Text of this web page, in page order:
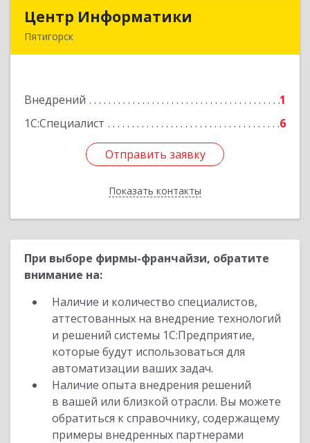
Центр Информатики
Пятигорск
Внедрений
1
1С:Специалист
6
Отправить заявку
Показать контакты
Центр Информатики
Подробнее
Отправить заявку
Назад
При выборе фирмы-франчайзи, обратите
внимание на:
Наличие и количество специалистов,
аттестованных на внедрение технологий
и решений системы 1С:Предприятие,
которые будут использоваться для
автоматизации ваших задач.
Наличие опыта внедрения решений
в вашей или близкой отрасли. Вы можете
обратиться к справочнику, содержащему
примеры внедренных партнерами